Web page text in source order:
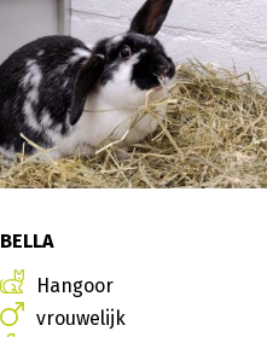
BELLA
Hangoor
vrouwelijk